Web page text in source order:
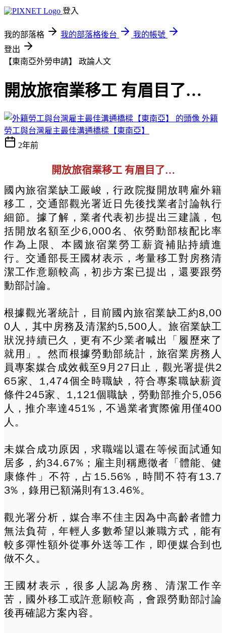
登入
我的部落格 我的部落格後台
我的帳號
登出
【東南亞外勞申請】 政論人文
開放旅宿業移工 有眉目了…
外籍
勞工與台灣雇主最佳溝通橋樑【東南亞】
2年前
開放旅宿業移工 有眉目了…
國內旅宿業缺工嚴峻，行政院擬開放聘雇外籍
移工，交通部觀光署近日先後找業者討論執行
細節。據了解，業者代表初步提出三建議，包
括開放名額至少6,000名、依勞動部核配比率
作為上限、本國旅宿業勞工薪資補貼持續進
行。交通部長王國材表示，考量移工對房務清
潔工作意願較高，初步方案已提出，還要跟勞
動部討論。
根據觀光署統計，目前國內旅宿業缺工約8,00
0人，其中房務及清潔約5,500人。旅宿業缺工
狀況持續已久，更有不少業者喊出「履歷來了
就用」。然而根據勞動部統計，旅宿業房務人
員專案媒合成效截至9月27日止，觀光署提供2
65家、1,474個全時職缺，符合專案職缺薪資
條件245家、1,121個職缺，勞動部推介5,056
人，推介率達451%，不過業者實際僱用僅400
人。
未媒合成功原因，求職端以還在等候面試通知
居多，約34.67%；雇主則稱應徵者「體能、健
康條件」不符，占15.56%，時間不符有13.7
3%，錄用已額滿則有13.46%。
觀光署分析，媒合率不佳主因為中高齡者體力
無法負荷，年輕人多數希望以兼職方式，能有
較多彈性額外從事外送等工作，即便媒合到也
做不久。
王國材表示，很多人認為房務、清潔工作辛
苦，國外移工或許意願較高，會跟勞動部討論
後再確認方案內容。